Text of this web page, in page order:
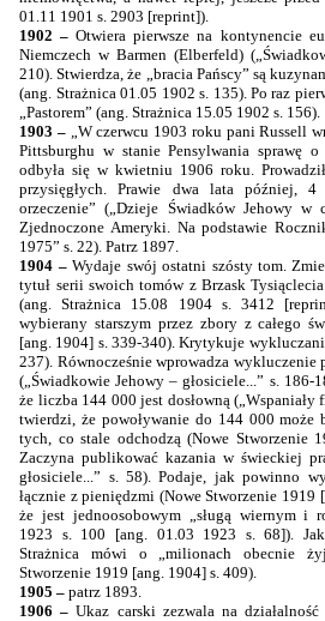
01.11 1901 s. 2903 [reprint]).
1902 –Otwiera pierwsze na kontynencie
Niemczech w Barmen (Elberfeld)
210). Stwierdza, że „bracia Pańscy” są
(ang. Strażnica 01.05 1902 s. 135). Po raz
„Pastorem” (ang. Strażnica 15.05 1902 s. 156).
1903 – „W czerwcu 1903 roku pani Russell
Pittsburghu w stanie Pensylwania sprawę o
odbyła się w kwietniu 1906 roku.
przysięgłych. Prawie dwa lata później,
orzeczenie” („Dzieje Świadków Jehowy w
Zjednoczone Ameryki. Na podstawie
1975” s. 22). Patrz 1897.
1904 –Wydaje swój ostatni szósty tom.
tytuł serii swoich tomów z Brzask
(ang. Strażnica 15.08 1904 s. 3412
wybierany starszym przez zbory z całego
[ang. 1904] s. 339-340). Krytykuje
237). Równocześnie wprowadza wykluczenie
(„Świadkowie Jehowy – głosiciele...” s. 186-
że liczba 144 000 jest dosłowną („Wspaniały
twierdzi, że powoływanie do 144 000 może
tych, co stale odchodzą (Nowe Stworzenie
Zaczyna publikować kazania w świeckiej
głosiciele...” s. 58). Podaje, jak powinno
łącznie z pieniędzmi (Nowe Stworzenie 1919
że jest jednoosobowym „sługą wiernym i
1923 s. 100 [ang. 01.03 1923 s. 68]).
Strażnica mówi o „milionach obecnie
Stworzenie 1919 [ang. 1904] s. 409).
1905 –patrz 1893.
1906 –Ukaz carski zezwala na